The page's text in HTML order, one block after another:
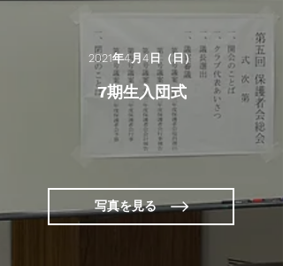
7期生入団式
2021年4月4日（日）
写真を見る